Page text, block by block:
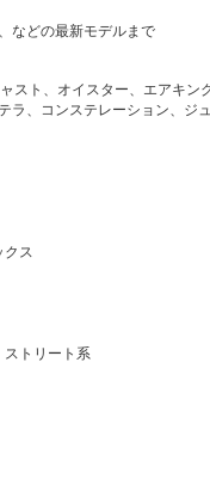
などの最新モデルまで
スト、オイスター、エアキン
ラ、コンステレーション、ジ
クス
ストリート系